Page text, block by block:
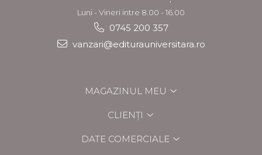
Luni - Vineri intre 8.00 - 16.00
0745 200 357
vanzari@editurauniversitara.ro
MAGAZINUL MEU
CLIENȚI
DATE COMERCIALE